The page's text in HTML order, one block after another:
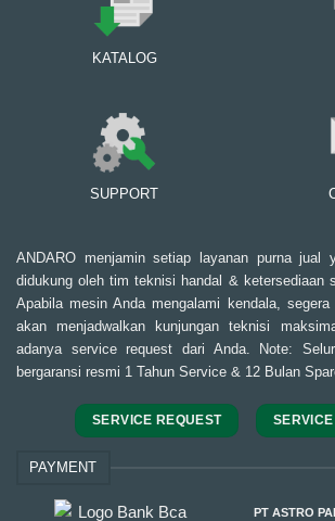
KATALOG
SUPPORT
ANDARO menjamin setiap layanan purna jual
didukung oleh tim teknisi handal & ketersediaan
Apabila mesin Anda mengalami kendala,
akan menjadwalkan kunjungan teknisi
adanya service request dari Anda. Note:
bergaransi resmi 1 Tahun Service & 12 Bulan
SERVICE REQUEST
PAYMENT
PT ASTRO